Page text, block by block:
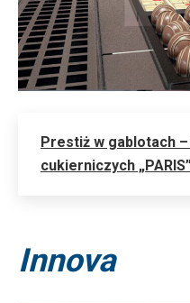
Prestiż w gablotach
cukierniczych
Innova